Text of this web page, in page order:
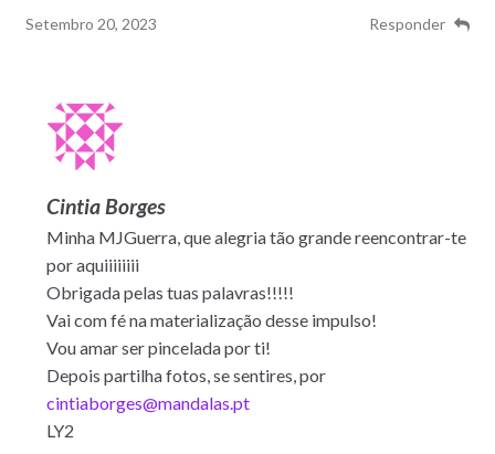
Setembro 20, 2023 Responder
Cintia Borges
Minha MJGuerra, que alegria tão grande reencontrar-te
por aquiiiiiiii
Obrigada pelas tuas palavras!!!!!
Vai com fé na materialização desse impulso!
Vou amar ser pincelada por ti!
Depois partilha fotos, se sentires, por
cintiaborges@mandalas.pt
LY2